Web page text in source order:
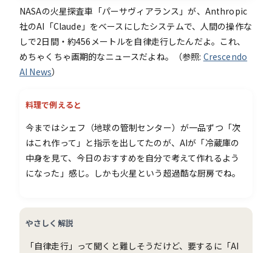
NASAの火星探査車「パーサヴィアランス」が、Anthropic
社のAI「Claude」をベースにしたシステムで、人間の操作な
しで2日間・約456メートルを自律走行したんだよ。これ、
めちゃくちゃ画期的なニュースだよね。（参照: Crescendo
AI News）
料理で例えると
今まではシェフ（地球の管制センター）が一品ずつ「次
はこれ作って」と指示を出してたのが、AIが「冷蔵庫の
中身を見て、今日のおすすめを自分で考えて作れるよう
になった」感じ。しかも火星という超過酷な厨房でね。
やさしく解説
「自律走行」って聞くと難しそうだけど、要するに「AI